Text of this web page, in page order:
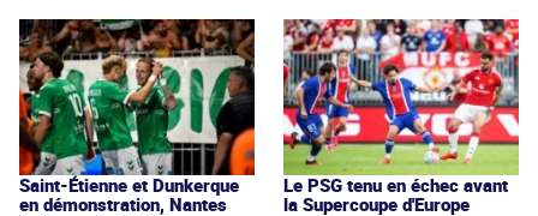
Saint-Étienne et Dunkerque
en démonstration, Nantes
Le PSG tenu en échec avant
la Supercoupe d'Europe